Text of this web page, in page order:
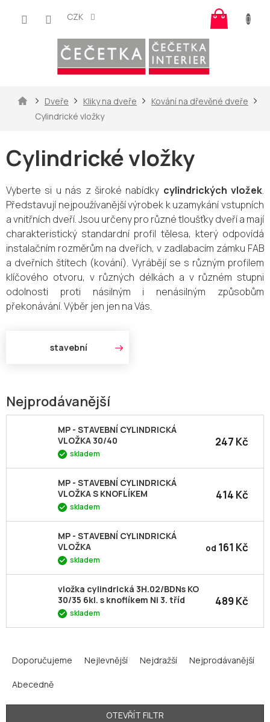
CZK
košík
DomůDveře Kliky na dveře
Kování na dřevěné dveře
Cylindrické vložky
Cylindrické vložky
Vyberte si u nás z široké nabídky cylindrických vložek.
Představují nejpoužívanější výrobek k uzamykání vstupních
a vnitřních dveří. Jsou určeny pro různé tloušťky dveří a mají
charakteristický standardní profil tělesa, který odpovídá
instalačním rozměrům na dveřích, v zadlabacím zámku FAB
a dveřních štítech (kování). Vyrábějí se s různým profilem
klíčového otvoru, v různých délkách a v různém stupni
odolnosti proti násilným i nenásilným způsobům
překonávání. Výběr jen jen na Vás.
stavební
Nejprodávanější
MP - STAVEBNÍ CYLINDRICKÁ
VLOŽKA 30/40
skladem
247 Kč
MP - STAVEBNÍ CYLINDRICKÁ
VLOŽKA S KNOFLÍKEM
skladem
414 Kč
MP - STAVEBNÍ CYLINDRICKÁ
VLOŽKA
skladem
od 161 Kč
vložka cylindrická 3H.02/BDNs KO
30/35 6kl. s knoflíkem Ni 3. tříd
skladem
489 Kč
a
e
n
Doporučujeme Nejlevnější Nejdražší Nejprodávanější
Abecedně
OTEVŘÍT FILTR